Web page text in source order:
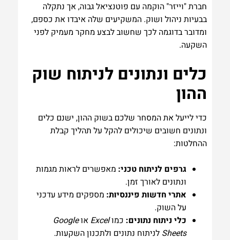
חברת "וייזר" הוקמה עם פוטנציאל גבוה, אך נתקלה
בבעיות ניהול ושוק. המשקיעים שלה איבדו את כספם,
ומדובר בדוגמה לכך שחשוב לבצע מחקר מעמיק לפני
השקעה.
כלים ונתונים לניתוח שוק
ההון
כדי לייעל את המסחר שלכם בשוק ההון, ישנם כלים
ונתונים חשובים שיכולים להקל על תהליך קבלת
ההחלטות:
גרפים לניתוח טכני: מאפשרים לראות מגמות
ונתונים לאורך זמן.
אתרי חדשות פיננסיות: מספקים מידע עדכני
על השוק.
כלי ניתוח נתונים: כמוExcel אוGoogle
Sheets לניתוח נתונים ולתכנון השקעות.